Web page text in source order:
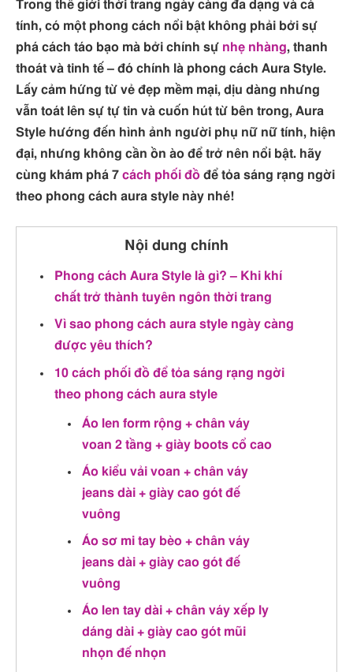
Trong thế giới thời trang ngày càng đa dạng và cá
tính, có một phong cách nổi bật không phải bởi sự
phá cách táo bạo mà bởi chính sự nhẹ nhàng, thanh
thoát và tinh tế – đó chính là phong cách Aura Style.
Lấy cảm hứng từ vẻ đẹp mềm mại, dịu dàng nhưng
vẫn toát lên sự tự tin và cuốn hút từ bên trong, Aura
Style hướng đến hình ảnh người phụ nữ nữ tính, hiện
đại, nhưng không cần ồn ào để trở nên nổi bật. hãy
cùng khám phá 7 cách phối đồ để tỏa sáng rạng ngời
theo phong cách aura style này nhé!
Nội dung chính
Phong cách Aura Style là gì? – Khi khí
chất trở thành tuyên ngôn thời trang
Vì sao phong cách aura style ngày càng
được yêu thích?
10 cách phối đồ để tỏa sáng rạng ngời
theo phong cách aura style
Áo len form rộng + chân váy
voan 2 tầng + giày boots cổ cao
Áo kiểu vải voan + chân váy
jeans dài + giày cao gót đế
vuông
Áo sơ mi tay bèo + chân váy
jeans dài + giày cao gót đế
vuông
Áo len tay dài + chân váy xếp ly
dáng dài + giày cao gót mũi
nhọn đế nhọn